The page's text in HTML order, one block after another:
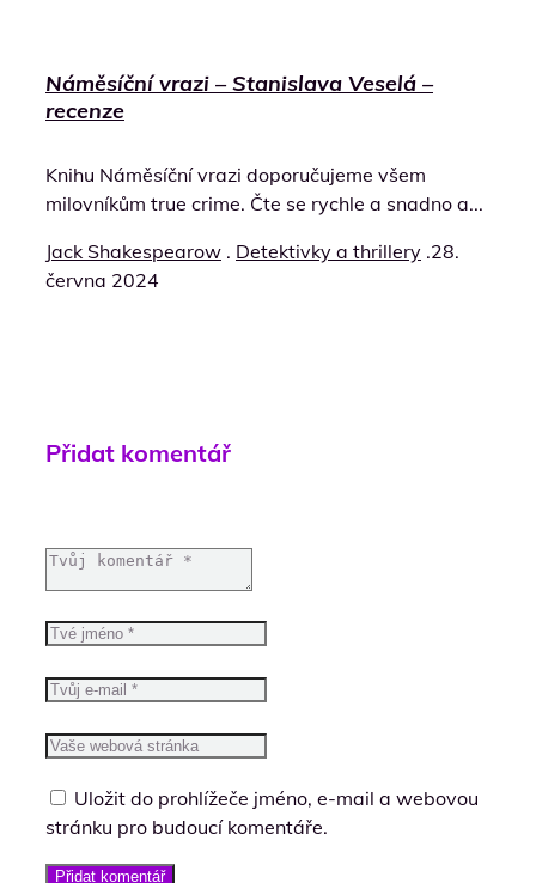
Náměsíční vrazi – Stanislava Veselá –
recenze
Knihu Náměsíční vrazi doporučujeme všem
milovníkům true crime. Čte se rychle a snadno a...
Jack Shakespearow . Detektivky a thrillery .28.
června 2024
Přidat komentář
Uložit do prohlížeče jméno, e-mail a webovou
stránku pro budoucí komentáře.
Přidat komentář